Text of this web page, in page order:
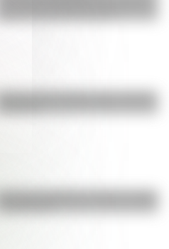
Bandera de Ecuador para colorear
Bandera de Bolivia: historia, origen